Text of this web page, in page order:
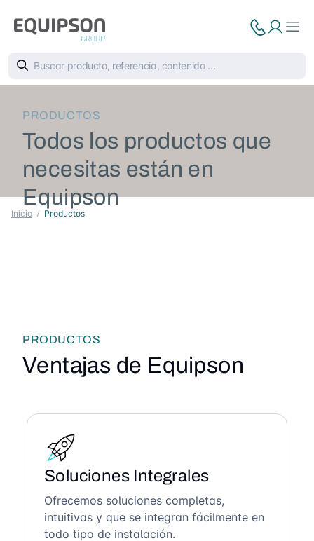
PRODUCTOS
Todos los productos que
necesitas están en
Equipson
Inicio Productos
PRODUCTOS
Ventajas de Equipson
Soluciones Integrales
Ofrecemos soluciones completas,
intuitivas y que se integran fácilmente en
todo tipo de instalación.